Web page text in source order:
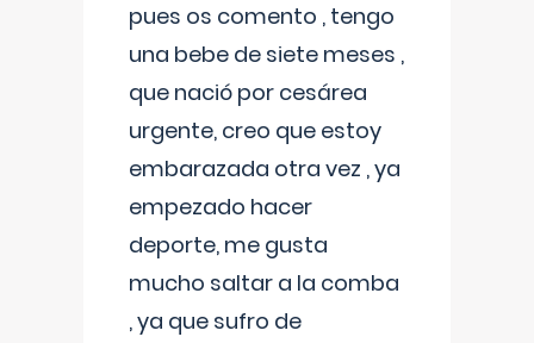
pues os comento , tengo
una bebe de siete meses ,
que nació por cesárea
urgente, creo que estoy
embarazada otra vez , ya
empezado hacer
deporte, me gusta
mucho saltar a la comba
, ya que sufro de